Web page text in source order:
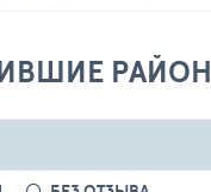
РАЙОН